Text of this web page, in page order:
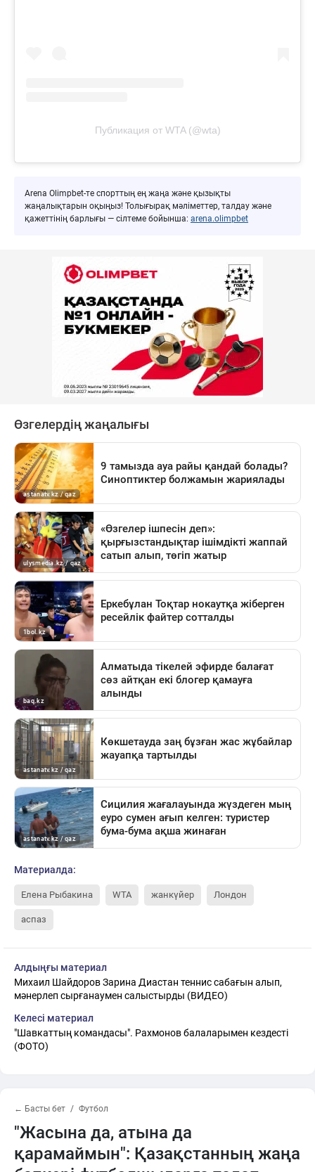
Публикация от WTA (@wta)
Arena Olimpbet-те спорттың ең жаңа және қызықты
жаңалықтарын оқыңыз! Толығырақ мәліметтер, талдау және
қажеттінің барлығы — сілтеме бойынша: arena.olimpbet
Материалда:
Елена Рыбакина WTA жанкүйер Лондон
аспаз
Алдыңғы материал
Михаил Шайдоров Зарина Диастан теннис сабағын алып,
мәнерлеп сырғанаумен салыстырды (ВИДЕО)
Келесі материал
"Шавкаттың командасы". Рахмонов балаларымен кездесті
(ФОТО)
← Басты бет Футбол
"Жасына да, атына да
қарамаймын": Қазақстанның жаңа